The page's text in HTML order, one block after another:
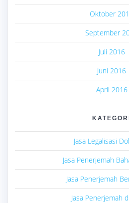
Oktober
September
Juli 2016
Juni 2016
April 2016
Jasa Legalisasi
Jasa Penerjemah
Jasa Penerjemah
Jasa Penerjemah